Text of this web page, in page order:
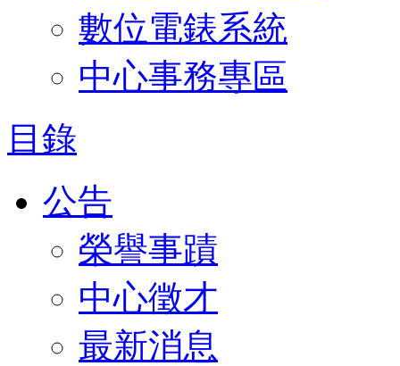
數位電錶系統
中心事務專區
目錄
公告
榮譽事蹟
中心徵才
最新消息